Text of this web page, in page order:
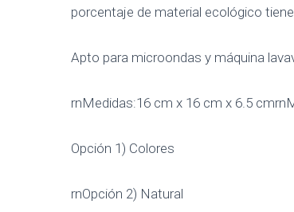
porcentaje de material ecológico
Apto para microondas y máquina
rnMedidas:16 cm x 16 cm x 6.5
Opción 1) Colores
rnOpción 2) Natural